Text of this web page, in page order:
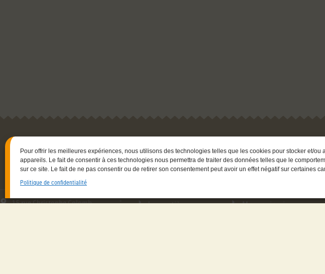
Pour offrir les meilleures expériences, nous utilisons des technologies telles que les cookies pour stocker et/ou
appareils. Le fait de consentir à ces technologies nous permettra de traiter des données telles que le
sur ce site. Le fait de ne pas consentir ou de retirer son consentement peut avoir un effet négatif sur certaines
Politique de confidentialité
15 rue Christophe Colomb
Navigation
Savoir-faire
Les matières
Mes créations
Maroquinerie